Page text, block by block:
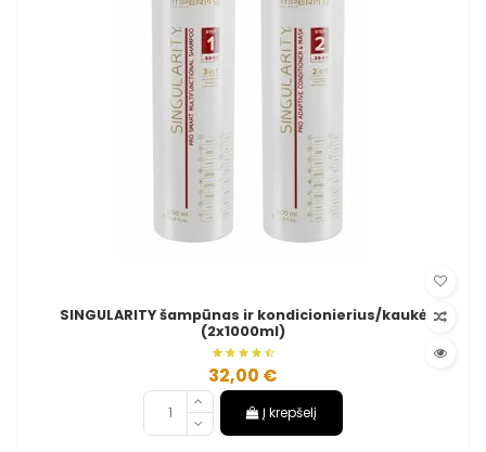
SINGULARITY šampūnas ir kondicionierius/kaukė
(2x1000ml)
32,00 €
Į krepšelį